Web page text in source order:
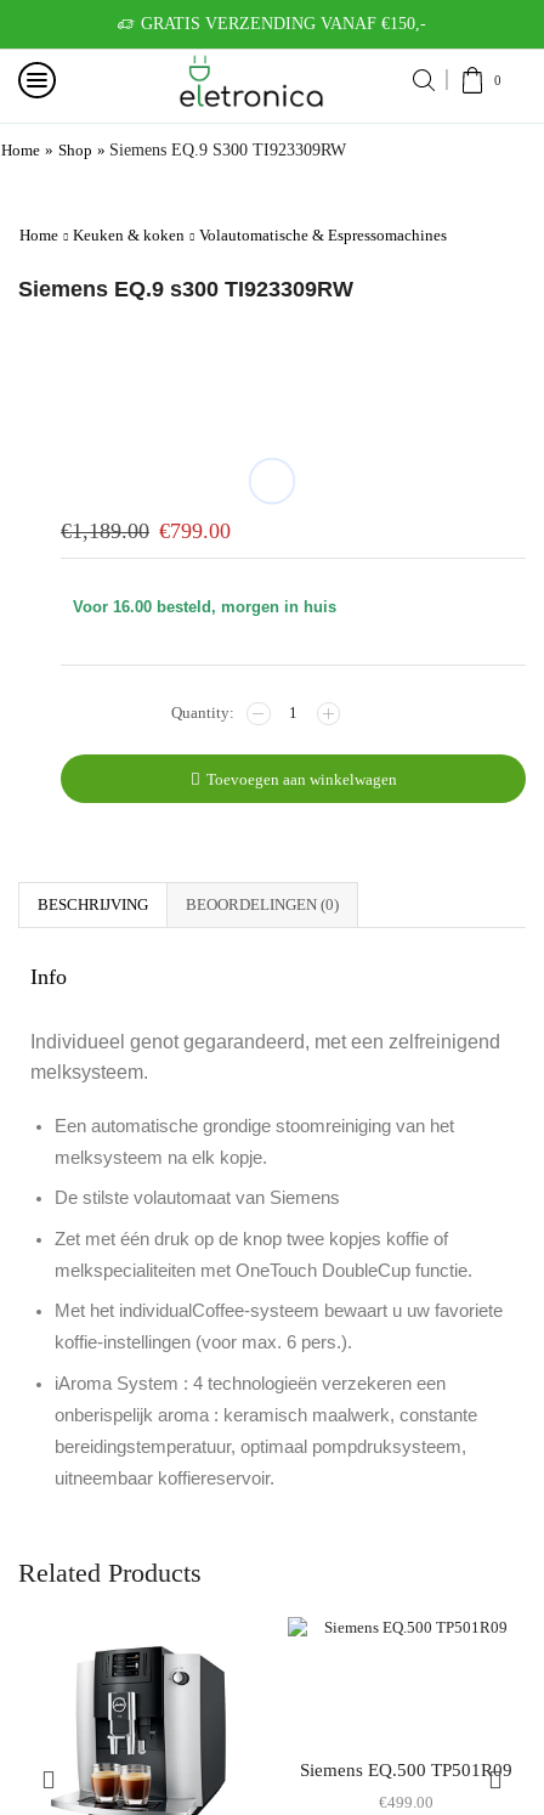
GRATIS VERZENDING VANAF €150,-
0
Home » Shop » Siemens EQ.9 S300 TI923309RW
Home Keuken & koken Volautomatische & Espressomachines
Siemens EQ.9 s300 TI923309RW
€1,189.00 €799.00
Voor 16.00 besteld, morgen in huis
Toevoegen aan winkelwagen
BESCHRIJVING BEOORDELINGEN (0)
Info
Individueel genot gegarandeerd, met een zelfreinigend
melksysteem.
Een automatische grondige stoomreiniging van het
melksysteem na elk kopje.
De stilste volautomaat van Siemens
Zet met één druk op de knop twee kopjes koffie of
melkspecialiteiten met OneTouch DoubleCup functie.
Met het individualCoffee-systeem bewaart u uw favoriete
koffie-instellingen (voor max. 6 pers.).
iAroma System : 4 technologieën verzekeren een
onberispelijk aroma : keramisch maalwerk, constante
bereidingstemperatuur, optimaal pompdruksysteem,
uitneembaar koffiereservoir.
Related Products
Siemens EQ.500 TP501R09
€499.00